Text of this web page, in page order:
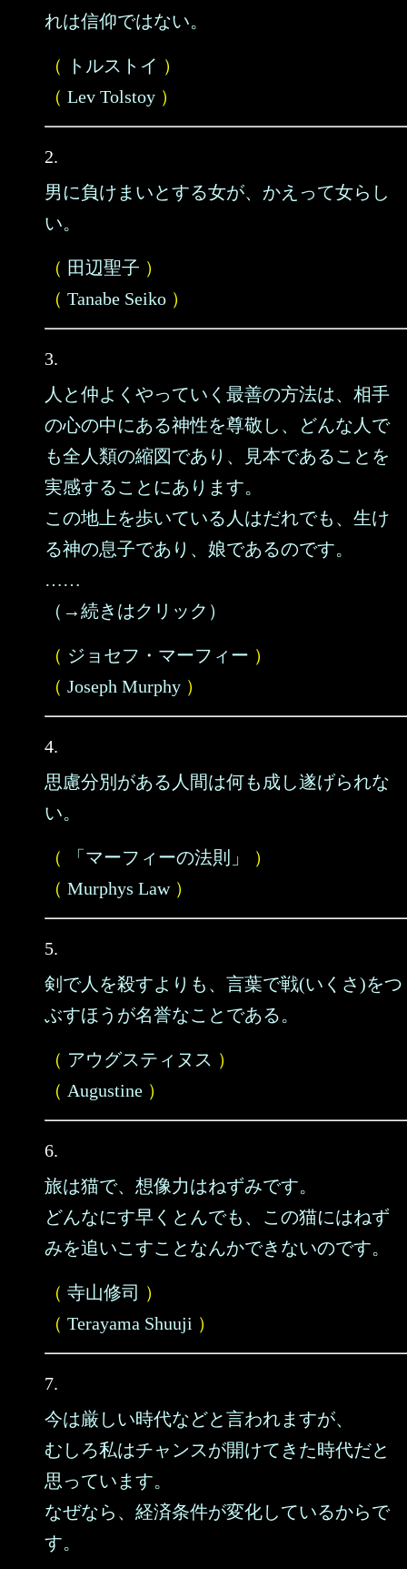
れは信仰ではない。
（ トルストイ ）
（ Lev Tolstoy ）
2.
男に負けまいとする女が、かえって女らし
い。
（ 田辺聖子 ）
（ Tanabe Seiko ）
3.
人と仲よくやっていく最善の方法は、相手
の心の中にある神性を尊敬し、どんな人で
も全人類の縮図であり、見本であることを
実感することにあります。
この地上を歩いている人はだれでも、生け
る神の息子であり、娘であるのです。
……
（→続きはクリック）
（ ジョセフ・マーフィー ）
（ Joseph Murphy ）
4.
思慮分別がある人間は何も成し遂げられな
い。
（ 「マーフィーの法則」
）
（ Murphys Law）
5.
剣で人を殺すよりも、言葉で戦(いくさ)をつ
ぶすほうが名誉なことである。
（ アウグスティヌス ）
（ Augustine ）
6.
旅は猫で、想像力はねずみです。
どんなにす早くとんでも、この猫にはねず
みを追いこすことなんかできないのです。
（ 寺山修司 ）
（ Terayama Shuuji ）
7.
今は厳しい時代などと言われますが、
むしろ私はチャンスが開けてきた時代だと
思っています。
なぜなら、経済条件が変化しているからで
す。